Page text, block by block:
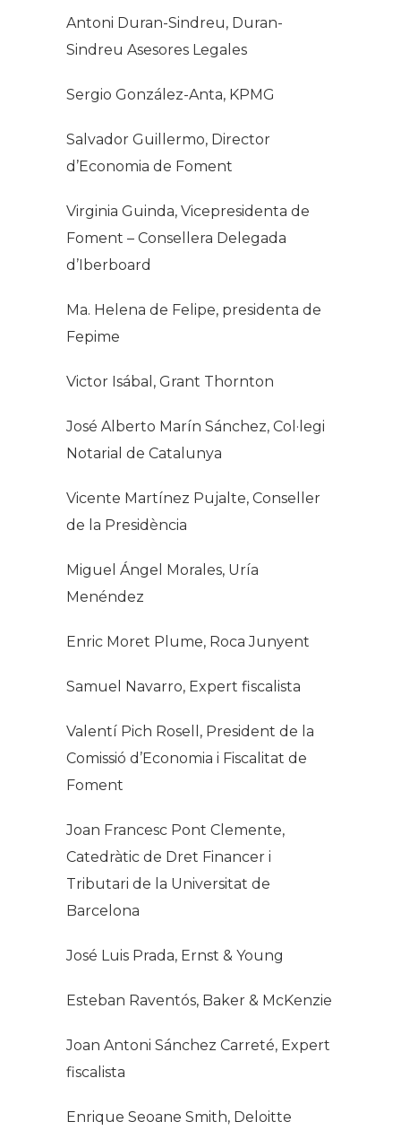
Antoni Duran-Sindreu, Duran-
Sindreu Asesores Legales
Sergio González-Anta, KPMG
Salvador Guillermo, Director
d’Economia de Foment
Virginia Guinda, Vicepresidenta de
Foment – Consellera Delegada
d’Iberboard
Ma. Helena de Felipe, presidenta de
Fepime
Victor Isábal, Grant Thornton
José Alberto Marín Sánchez, Col·legi
Notarial de Catalunya
Vicente Martínez Pujalte, Conseller
de la Presidència
Miguel Ángel Morales, Uría
Menéndez
Enric Moret Plume, Roca Junyent
Samuel Navarro, Expert fiscalista
Valentí Pich Rosell, President de la
Comissió d’Economia i Fiscalitat de
Foment
Joan Francesc Pont Clemente,
Catedràtic de Dret Financer i
Tributari de la Universitat de
Barcelona
José Luis Prada, Ernst & Young
Esteban Raventós, Baker & McKenzie
Joan Antoni Sánchez Carreté, Expert
fiscalista
Enrique Seoane Smith, Deloitte